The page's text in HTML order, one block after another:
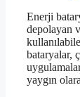
Enerji
depolayan
bataryalar,
yaygın